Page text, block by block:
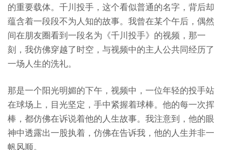
的重要载体。千川投手，这个看似普通的名字，背后却
蕴含着一段段不为人知的故事。我曾在某个午后，偶然
间在朋友圈看到一段名为《千川投手》的视频，那一
刻，我仿佛穿越了时空，与视频中的主人公共同经历了
一场人生的洗礼。
那是一个阳光明媚的下午，视频中，一位年轻的投手站
在球场上，目光坚定，手中紧握着球棒。他的每一次挥
棒，都仿佛在诉说着他的人生故事。我注意到，他的眼
神中透露出一股执着，仿佛在告诉我，他的人生并非一
帆风顺。